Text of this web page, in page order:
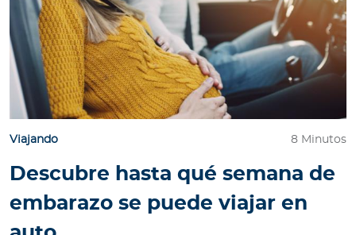
Viajando 8 Minutos
Descubre hasta qué semana de
embarazo se puede viajar en